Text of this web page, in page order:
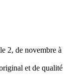
2, de novembre à
et de qualité